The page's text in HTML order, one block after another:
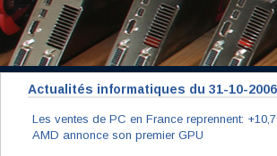
Actualités informatiques du 31-10-2006
Les ventes de PC en France reprennent:
AMD annonce son premier GPU